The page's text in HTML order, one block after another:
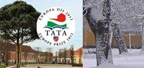
Jump to navigation